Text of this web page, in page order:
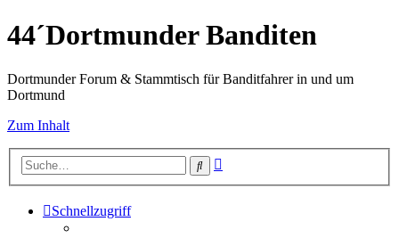
44´Dortmunder Banditen
Dortmunder Forum & Stammtisch für Banditfahrer in und um
Dortmund
Zum Inhalt
Suche
Schnellzugriff